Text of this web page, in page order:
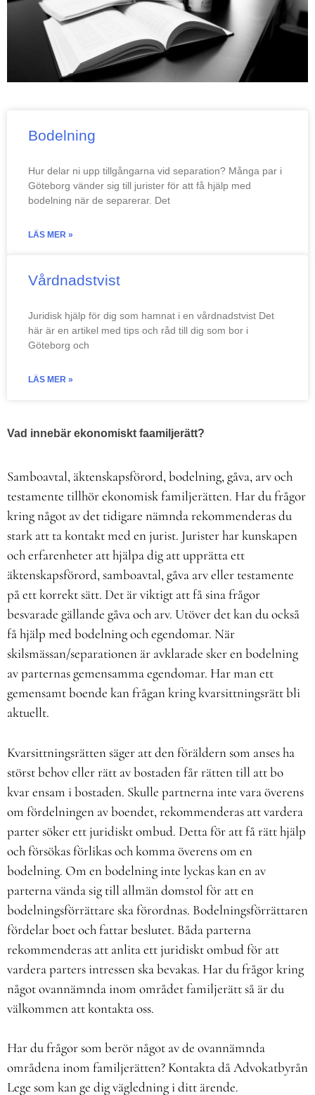
Bodelning
Hur delar ni upp tillgångarna vid separation? Många par i
Göteborg vänder sig till jurister för att få hjälp med
bodelning när de separerar. Det
LÄS MER »
Vårdnadstvist
Juridisk hjälp för dig som hamnat i en vårdnadstvist Det
här är en artikel med tips och råd till dig som bor i
Göteborg och
LÄS MER »
Vad innebär ekonomiskt faamiljerätt?
Samboavtal, äktenskapsförord, bodelning, gåva, arv och
testamente tillhör ekonomisk familjerätten. Har du frågor
kring något av det tidigare nämnda rekommenderas du
stark att ta kontakt med en jurist. Jurister har kunskapen
och erfarenheter att hjälpa dig att upprätta ett
äktenskapsförord, samboavtal, gåva arv eller testamente
på ett korrekt sätt. Det är viktigt att få sina frågor
besvarade gällande gåva och arv. Utöver det kan du också
få hjälp med bodelning och egendomar. När
skilsmässan/separationen är avklarade sker en bodelning
av parternas gemensamma egendomar. Har man ett
gemensamt boende kan frågan kring kvarsittningsrätt bli
aktuellt.
Kvarsittningsrätten säger att den föräldern som anses ha
störst behov eller rätt av bostaden får rätten till att bo
kvar ensam i bostaden. Skulle partnerna inte vara överens
om fördelningen av boendet, rekommenderas att vardera
parter söker ett juridiskt ombud. Detta för att få rätt hjälp
och försökas förlikas och komma överens om en
bodelning. Om en bodelning inte lyckas kan en av
parterna vända sig till allmän domstol för att en
bodelningsförrättare ska förordnas. Bodelningsförrättaren
fördelar boet och fattar beslutet. Båda parterna
rekommenderas att anlita ett juridiskt ombud för att
vardera parters intressen ska bevakas. Har du frågor kring
något ovannämnda inom området familjerätt så är du
välkommen att kontakta oss.
Har du frågor som berör något av de ovannämnda
områdena inom familjerätten? Kontakta då Advokatbyrån
Lege som kan ge dig vägledning i ditt ärende.